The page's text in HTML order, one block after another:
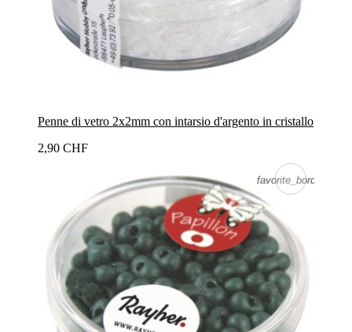
Penne di vetro 2x2mm con intarsio d'argento in cristallo
2,90 CHF
favorite_border
favorite_border